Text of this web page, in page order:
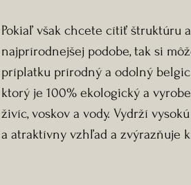
Pokiaľ však chcete cítiť štruktúru
najprírodnejšej podobe, tak si
príplatku prírodný a odolný
ktorý je 100% ekologický a
živíc, voskov a vody. Vydrží
a atraktívny vzhľad a zvýrazňuje